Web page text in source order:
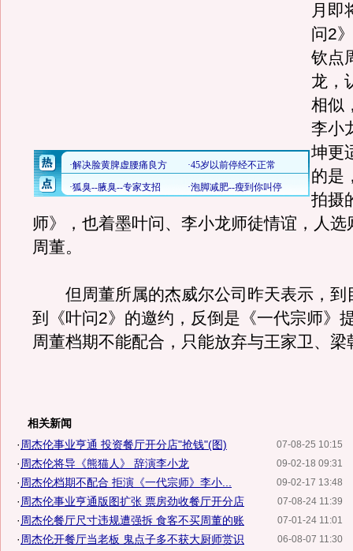
月即
问2
钦点
龙，
相似
李小
坤更
的是
拍摄
师》，也着墨叶问、李小龙师徒情谊，人选
周董。
但周董所属的杰威尔公司昨天表示，到
到《叶问2》的邀约，反倒是《一代宗师》
周董档期不能配合，只能放弃与王家卫、梁
相关新闻
07-08-25 10:15
· 周杰伦事业亨通 投资餐厅开分店"抢钱"(图)
09-02-18 09:31
· 周杰伦将导《熊猫人》 辞演李小龙
09-02-17 13:48
· 周杰伦档期不配合 拒演《一代宗师》李小...
07-08-24 11:39
· 周杰伦事业亨通版图扩张 票房劲收餐厅开分店
07-01-24 11:01
· 周杰伦餐厅尺寸违规遭强拆 食客不买周董的账
06-08-07 11:30
· 周杰伦开餐厅当老板 鬼点子多不获大厨师赏识